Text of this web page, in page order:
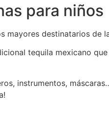
para niños
mayores destinatarios de
tequila mexicano
instrumentos,